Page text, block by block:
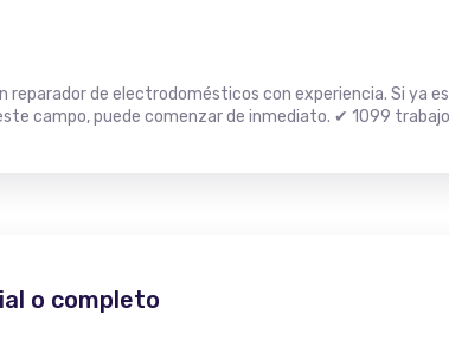
reparador de electrodomésticos con experiencia. Si ya
campo, puede comenzar de inmediato. ✔ 1099
o completo